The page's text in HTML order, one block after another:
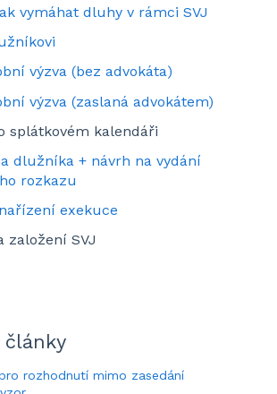
vymáhat dluhy v rámci SVJ
výzva (bez advokáta)
výzva (zaslaná advokátem)
splátkovém kalendáři
dlužníka + návrh na vydání
rozkazu
exekuce
založení SVJ
články
rozhodnutí mimo zasedání